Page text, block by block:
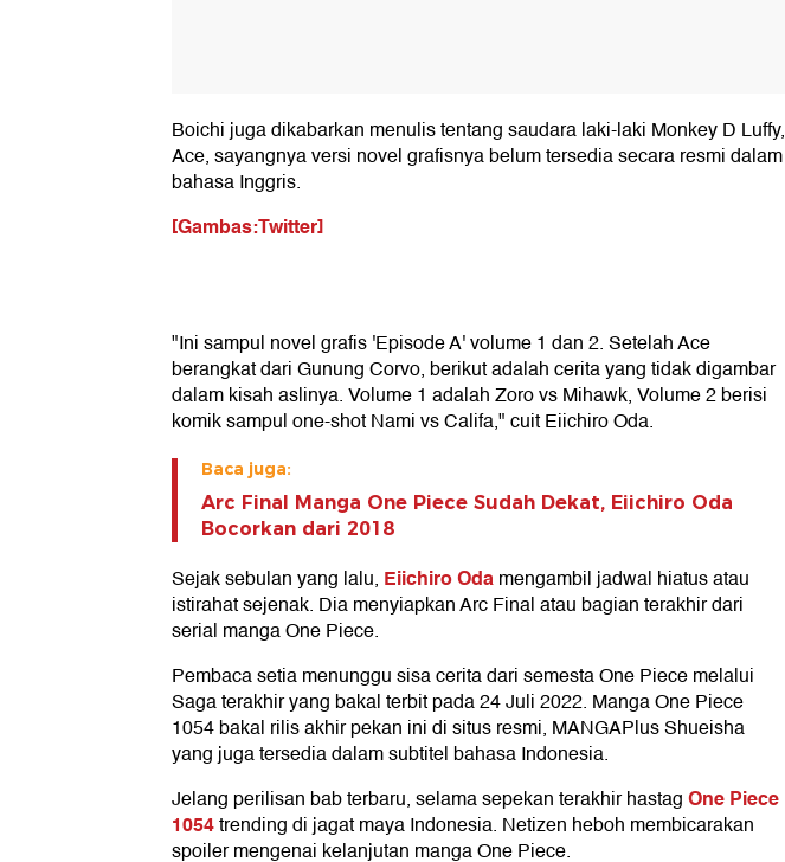
Boichi juga dikabarkan menulis tentang saudara laki-laki Monkey D Luffy,
Ace, sayangnya versi novel grafisnya belum tersedia secara resmi dalam
bahasa Inggris.
[Gambas:Twitter]
"Ini sampul novel grafis 'Episode A' volume 1 dan 2. Setelah Ace
berangkat dari Gunung Corvo, berikut adalah cerita yang tidak digambar
dalam kisah aslinya. Volume 1 adalah Zoro vs Mihawk, Volume 2 berisi
komik sampul one-shot Nami vs Califa," cuit Eiichiro Oda.
Baca juga:
Arc Final Manga One Piece Sudah Dekat, Eiichiro Oda
Bocorkan dari 2018
Sejak sebulan yang lalu, Eiichiro Odamengambil jadwal hiatus atau
istirahat sejenak. Dia menyiapkan Arc Final atau bagian terakhir dari
serial manga One Piece.
Pembaca setia menunggu sisa cerita dari semesta One Piece melalui
Saga terakhir yang bakal terbit pada 24 Juli 2022. Manga One Piece
1054 bakal rilis akhir pekan ini di situs resmi, MANGAPlus Shueisha
yang juga tersedia dalam subtitel bahasa Indonesia.
Jelang perilisan bab terbaru, selama sepekan terakhir hastagOne Piece
1054trending di jagat maya Indonesia. Netizen heboh membicarakan
spoiler mengenai kelanjutan manga One Piece.